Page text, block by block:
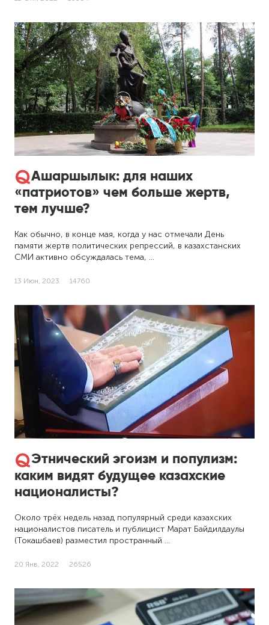
Ашаршылык: для наших
«патриотов» чем больше жертв,
тем лучше?
Как обычно, в конце мая, когда у нас отмечали День
памяти жертв политических репрессий, в казахстанских
СМИ активно обсуждалась тема, …
13 Июн, 2023 14760
Этнический эгоизм и популизм:
каким видят будущее казахские
националисты?
Около трёх недель назад популярный среди казахских
националистов писатель и публицист Марат Байдилдаулы
(Токашбаев) разместил пространный …
20 Янв, 2022 26526